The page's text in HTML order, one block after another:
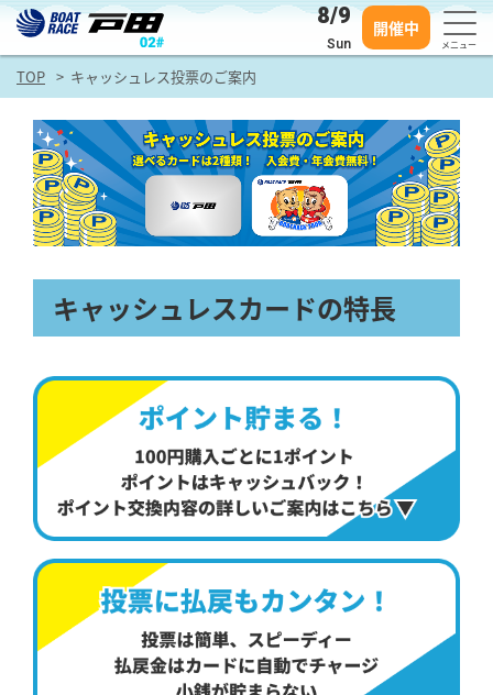
8/9
Sun
開催中
メニュー
TOP キャッシュレス投票のご案内
キャッシュレスカードの特長